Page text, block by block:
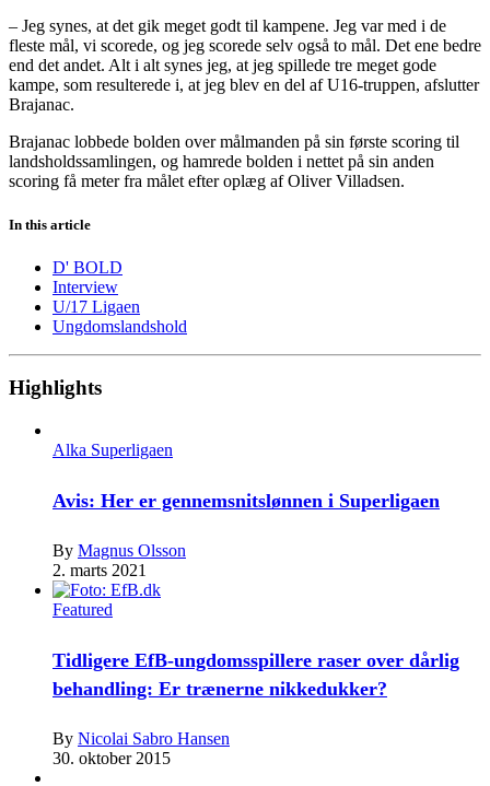
– Jeg synes, at det gik meget godt til kampene. Jeg var med i de
fleste mål, vi scorede, og jeg scorede selv også to mål. Det ene bedre
end det andet. Alt i alt synes jeg, at jeg spillede tre meget gode
kampe, som resulterede i, at jeg blev en del af U16-truppen, afslutter
Brajanac.
Brajanac lobbede bolden over målmanden på sin første scoring til
landsholdssamlingen, og hamrede bolden i nettet på sin anden
scoring få meter fra målet efter oplæg af Oliver Villadsen.
In this article
D' BOLD
Interview
U/17 Ligaen
Ungdomslandshold
Highlights
Alka Superligaen
Avis: Her er gennemsnitslønnen i Superligaen
By Magnus Olsson
2. marts 2021
Featured
Tidligere EfB-ungdomsspillere raser over dårlig
behandling: Er trænerne nikkedukker?
By Nicolai Sabro Hansen
30. oktober 2015